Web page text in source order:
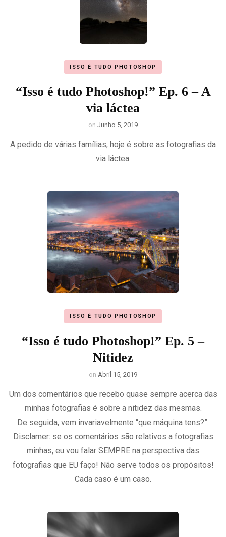
ISSO É TUDO PHOTOSHOP
“Isso é tudo Photoshop!” Ep. 6 – A
via láctea
on Junho 5, 2019
A pedido de várias famílias, hoje é sobre as fotografias da
via láctea.
ISSO É TUDO PHOTOSHOP
“Isso é tudo Photoshop!” Ep. 5 –
Nitidez
on Abril 15, 2019
Um dos comentários que recebo quase sempre acerca das
minhas fotografias é sobre a nitidez das mesmas.
De seguida, vem invariavelmente “que máquina tens?”.
Disclamer: se os comentários são relativos a fotografias
minhas, eu vou falar SEMPRE na perspectiva das
fotografias que EU faço! Não serve todos os propósitos!
Cada caso é um caso.